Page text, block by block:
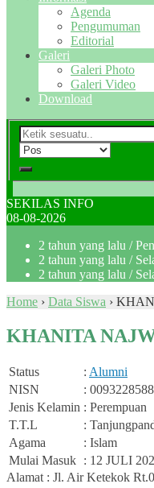
Agenda
Pengumuman
Editorial
Galeri
Galeri Photo
Galeri Video
Download
SEKILAS INFO
08-08-2026
2 tahun yang lalu /
2 tahun yang lalu /
2 tahun yang lalu /
Home › Data Siswa ›
KHANITA
Status : Alumni
NISN
: 0093228588
Jenis Kelamin : Perempuan
T.T.L
:
Agama
: Islam
Mulai Masuk : 12 JULI
Alamat : Jl. Air Ketekok